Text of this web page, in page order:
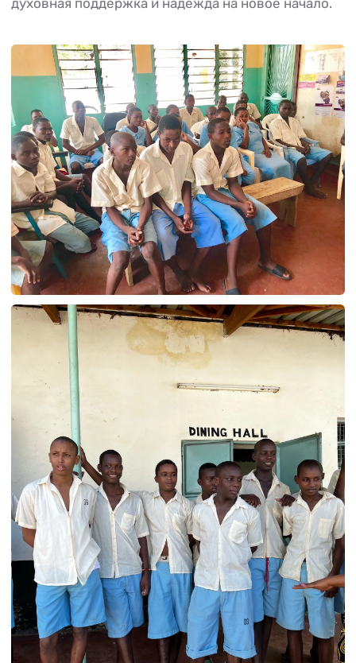
духовная поддержка и надежда на новое начало.